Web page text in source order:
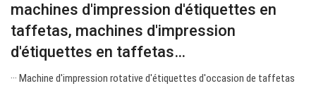
machines d'impression d'étiquettes en
taffetas, machines d'impression
d'étiquettes en taffetas…
··· Machine d'impression rotative d'étiquettes d'occasion de taffetas